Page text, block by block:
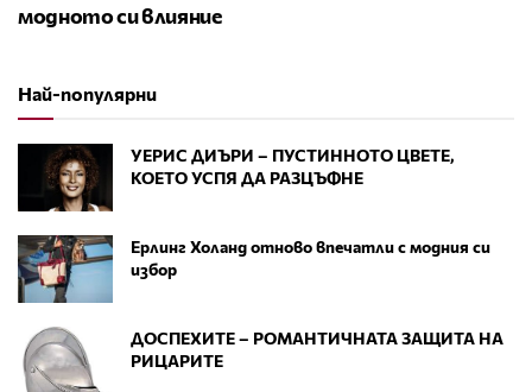
модното си влияние
Най-популярни
УЕРИС ДИЪРИ – ПУСТИННОТО ЦВЕТЕ,
КОЕТО УСПЯ ДА РАЗЦЪФНЕ
Ерлинг Холанд отново впечатли с модния си
избор
ДОСПЕХИТЕ – РОМАНТИЧНАТА ЗАЩИТА НА
РИЦАРИТЕ